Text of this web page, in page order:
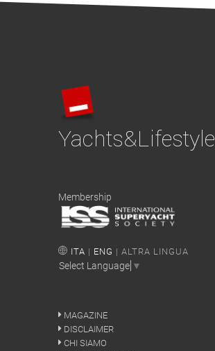
Yachts&Lifestyle
Membership
ITA | ENG | ALTRA LINGUA
Select Language ▼
MAGAZINE
DISCLAIMER
CHI SIAMO